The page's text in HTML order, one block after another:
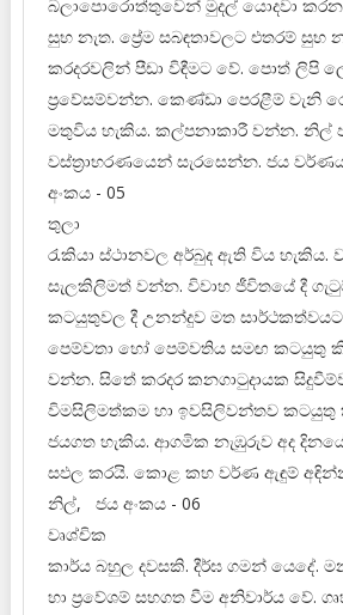
බලාපොරොත්තුවෙන් මුදල් යොදවා කරන
සුභ නැත. ප්‍රේම සබඳතාවලට එතරම් සුභ
කරදරවලින් පීඩා විඳීමට වේ. පොත් ලිපි
ප්‍රවේසම්වන්න. කෙණ්ඩා පෙරළීම් වැනි
මතුවිය හැකිය. කල්පනාකාරී වන්න. නිල්
වස්ත්‍රාභරණයෙන් සැරසෙන්න. ජය
අංකය - 05
තුලා
රැකියා ස්ථානවල අර්බුද ඇති විය හැකිය.
සැලකිලිමත් වන්න. විවාහ ජීවිතයේ දී
කටයුතුවල දී උනන්දුව මත සාර්ථකත්වයට
පෙම්වතා හෝ පෙම්වතිය සමඟ කටයුතු
වන්න. සිතේ කරදර කනගාටුදායක
විමසිලිමත්කම හා ඉවසිලිවන්තව
ජයගත හැකිය. ආගමික නැඹුරුව අද
සඵල කරයි. කොළ කහ වර්ණ ඇඳුම්
නිල්, ජය අංකය - 06
වෘශ්චික
කාර්ය බහුල දවසකි. දීර්ඝ ගමන් යෙදේ.
හා ප්‍රවේශම් සහගත වීම අනිවාර්ය වේ.